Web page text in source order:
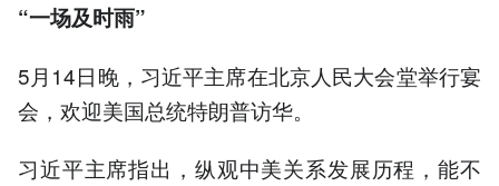
“一场及时雨”
5月14日晚，习近平主席在北京人民大会堂举行宴
会，欢迎美国总统特朗普访华。
习近平主席指出，纵观中美关系发展历程，能不